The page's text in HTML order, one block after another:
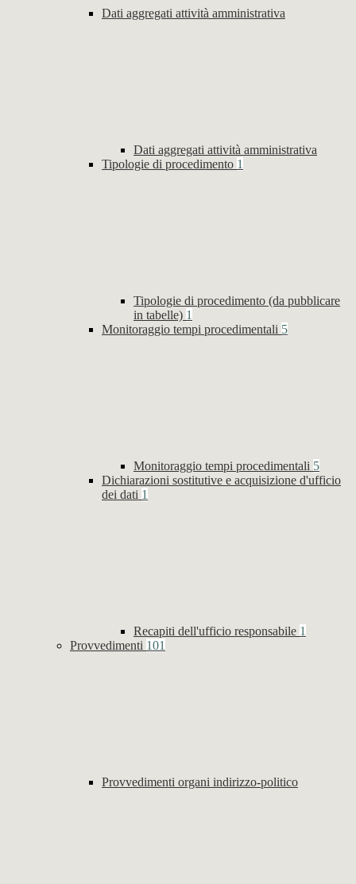
Dati aggregati attività amministrativa
Dati aggregati attività amministrativa
Tipologie di procedimento 1
Tipologie di procedimento (da pubblicare
in tabelle) 1
Monitoraggio tempi procedimentali 5
Monitoraggio tempi procedimentali 5
Dichiarazioni sostitutive e acquisizione d'ufficio
dei dati 1
Recapiti dell'ufficio responsabile 1
Provvedimenti 101
Provvedimenti organi indirizzo-politico